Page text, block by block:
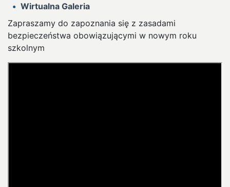
Wirtualna Galeria
Zapraszamy do zapoznania się z zasadami
bezpieczeństwa obowiązującymi w nowym roku
szkolnym